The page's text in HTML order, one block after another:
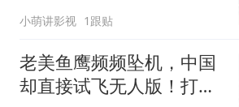
小萌讲影视 1跟贴
老美鱼鹰频频坠机，中国
却直接试飞无人版！打着